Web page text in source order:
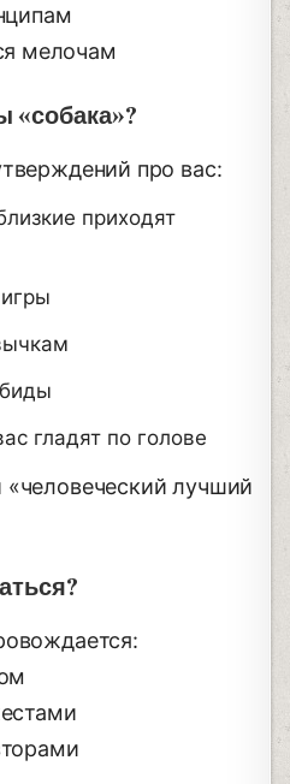
мелочам
«собака»?
про вас:
приходят
гладят по голове
лучший